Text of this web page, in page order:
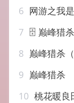
6 网游之我
7 🗄 巅峰猎杀 / 巅峰
8 巅峰猎杀
9 巅峰猎杀
10 桃花暖良田流